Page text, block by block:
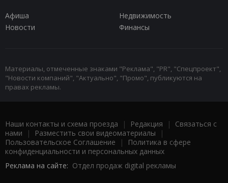
Афиша
Недвижимость
Новости
Финансы
Материалы, отмеченные знаками "Реклама", "PR", "Спецпроект",
"Новости компаний", "Актуально", "Промо", публикуются на
правах рекламы.
Наши контакты и схема проезда | Редакция | Связаться с
нами | Разместить свои видеоматериалы |
Пользовательское Соглашение |
Политика в сфере
конфиденциальности и персональных данных
Реклама на сайте: Отдел продаж digital рекламы